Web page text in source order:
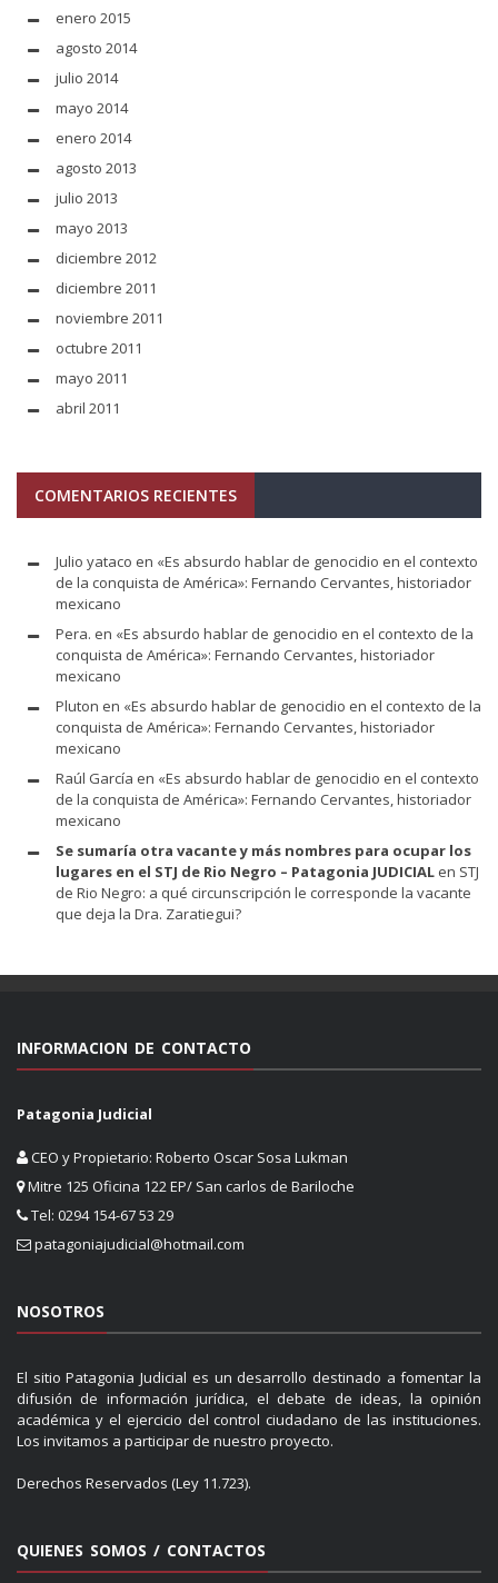
enero 2015
agosto 2014
julio 2014
mayo 2014
enero 2014
agosto 2013
julio 2013
mayo 2013
diciembre 2012
diciembre 2011
noviembre 2011
octubre 2011
mayo 2011
abril 2011
COMENTARIOS RECIENTES
Julio yataco en «Es absurdo hablar de genocidio en el contexto
de la conquista de América»: Fernando Cervantes, historiador
mexicano
Pera. en «Es absurdo hablar de genocidio en el contexto de la
conquista de América»: Fernando Cervantes, historiador
mexicano
Pluton en «Es absurdo hablar de genocidio en el contexto de la
conquista de América»: Fernando Cervantes, historiador
mexicano
Raúl García en «Es absurdo hablar de genocidio en el contexto
de la conquista de América»: Fernando Cervantes, historiador
mexicano
Se sumaría otra vacante y más nombres para ocupar los
lugares en el STJ de Rio Negro – Patagonia JUDICIAL en STJ
de Rio Negro: a qué circunscripción le corresponde la vacante
que deja la Dra. Zaratiegui?
INFORMACION DE CONTACTO
Patagonia Judicial
CEO y Propietario: Roberto Oscar Sosa Lukman
Mitre 125 Oficina 122 EP/ San carlos de Bariloche
Tel: 0294 154-67 53 29
patagoniajudicial@hotmail.com
NOSOTROS
El sitio Patagonia Judicial es un desarrollo destinado a fomentar la
difusión de información jurídica, el debate de ideas, la opinión
académica y el ejercicio del control ciudadano de las instituciones.
Los invitamos a participar de nuestro proyecto.
Derechos Reservados (Ley 11.723).
QUIENES SOMOS / CONTACTOS